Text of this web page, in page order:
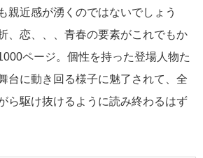
親近感が湧くのではないでしょう
、恋、、、青春の要素がこれでもか
ページ。個性を持った登場人物た
台に動き回る様子に魅了されて、全
ら駆け抜けるように読み終わるはず